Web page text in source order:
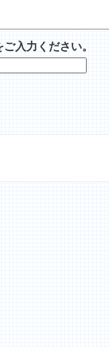
入力ください。